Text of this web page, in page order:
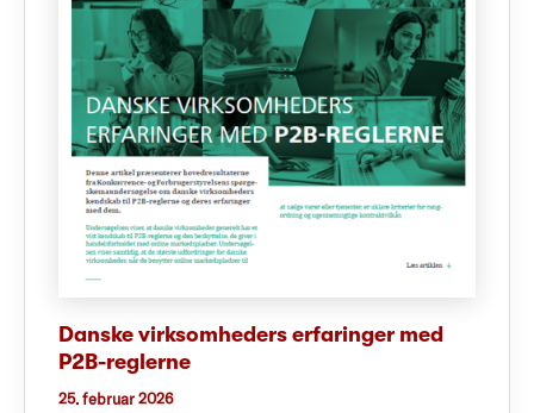
Danske virksomheders erfaringer med
P2B-reglerne
25. februar 2026